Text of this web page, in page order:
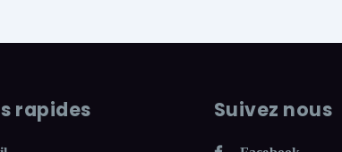
rapides Suivez nous